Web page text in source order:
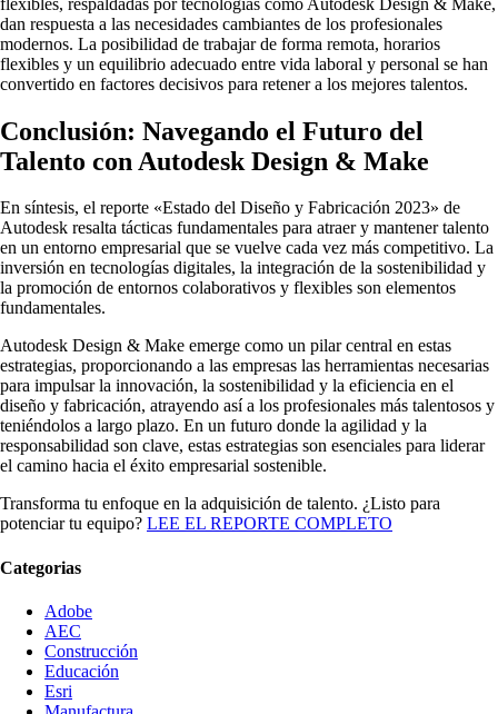
dan respuesta a las necesidades cambiantes de los profesionales
modernos. La posibilidad de trabajar de forma remota, horarios
flexibles y un equilibrio adecuado entre vida laboral y personal se han
convertido en factores decisivos para retener a los mejores talentos.
Conclusión: Navegando el Futuro del
Talento con Autodesk Design & Make
En síntesis, el reporte «Estado del Diseño y Fabricación 2023» de
Autodesk resalta tácticas fundamentales para atraer y mantener talento
en un entorno empresarial que se vuelve cada vez más competitivo. La
inversión en tecnologías digitales, la integración de la sostenibilidad y
la promoción de entornos colaborativos y flexibles son elementos
fundamentales.
Autodesk Design & Make emerge como un pilar central en estas
estrategias, proporcionando a las empresas las herramientas necesarias
para impulsar la innovación, la sostenibilidad y la eficiencia en el
diseño y fabricación, atrayendo así a los profesionales más talentosos y
teniéndolos a largo plazo. En un futuro donde la agilidad y la
responsabilidad son clave, estas estrategias son esenciales para liderar
el camino hacia el éxito empresarial sostenible.
Transforma tu enfoque en la adquisición de talento. ¿Listo para
potenciar tu equipo? LEE EL REPORTE COMPLETO
Categorias
Adobe
AEC
Construcción
Educación
Esri